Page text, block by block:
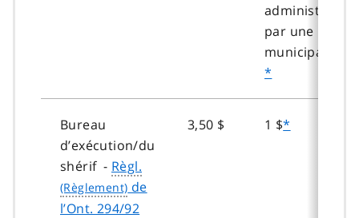
administrés
par une
municipalité.
*
Bureau
d’exécution/du
shérif - Règl.
de
l’Ont. 294/92
3,50 $ 1 $*